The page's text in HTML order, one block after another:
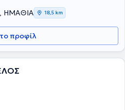
ΗΜΑΘΙΑ 18,5 km
προφίλ